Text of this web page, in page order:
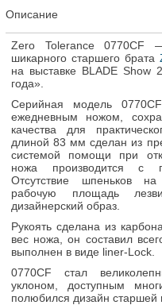
Описание
Zero Tolerance 0770CF
шикарного старшего брата
на выставке BLADE Show
года».
Серийная модель
ежедневным ножом,
качества для
длиной 83 мм сделан из
системой помощи при
ножа производится с
Отсутствие шпеньков
рабочую площадь
дизайнерский образ.
Рукоять сделана из
вес ножа, он составил
выполнен в виде liner-Lock.
0770CF стал
уклоном, доступным
полюбился дизайн старшей